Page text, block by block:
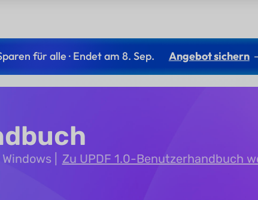
für alle · Endet am 8. Sep. Angebot sichern
Zu UPDF 1.0-Benutzerhandbuch